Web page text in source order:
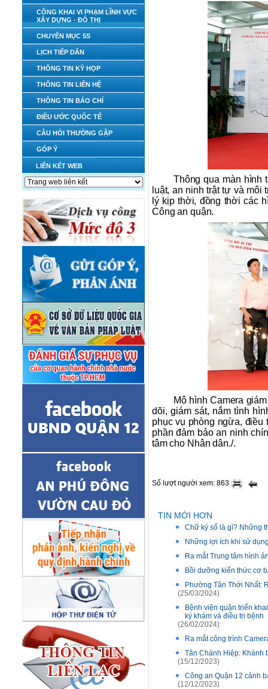
CÔNG KHAI VI PHẠM LĨNH VỰC
XÂY DỰNG - ĐÔ THỊ
CHUYÊN MỤC 5S
LỊCH TIẾP DÂN
THÔNG TIN KỲ HỌP
THÔNG TIN LIÊN HỆ
THÔNG TIN BÁO CHÍ
ĐIỀU ƯỚC QUỐC TẾ
CÂU HỎI THƯỜNG GẶP
GÓP Ý
LIÊN KẾT WEB
Thông qua màn hình
luật, an ninh trật tự và
lý kịp thời, đồng thời các
Công an quận.
Mô hình Camera
dõi, giám sát, nắm tình
phục vụ phòng ngừa, điều
phần đảm bảo an ninh
tâm cho Nhân dân./.
Số lượt người xem: 863
TIN MỚI HƠN
Chữ ký số là gì? Những
Những lợi ích khi sử
Ra mắt Trung tâm hình
Bồi dưỡng kiến thức cơ
Phường Tân Thới Nhất:
(25/03/2024)
Bệnh viện quận triển
ký khám và điều trị bệnh
(26/02/2024)
Ra mắt công trình
Tân Chánh Hiệp: Khánh
(15/12/2023)
Công an Quận 12 cảnh
(12/12/2023)